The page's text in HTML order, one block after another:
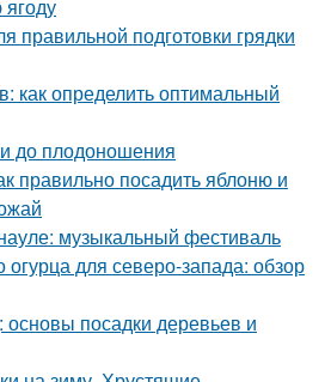
ягоду
правильной подготовки грядки
как определить оптимальный
до плодоношения
правильно посадить яблоню и
музыкальный фестиваль
для северо-запада: обзор
посадки деревьев и